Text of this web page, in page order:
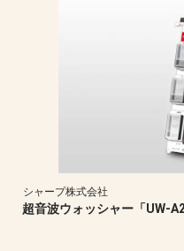
シャープ株式会社
超音波ウォッシャー「UW-